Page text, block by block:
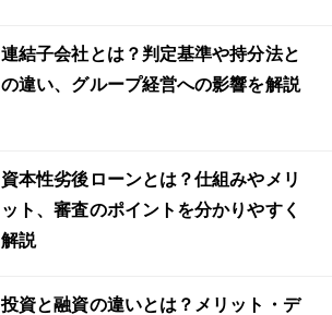
連結子会社とは？判定基準や持分法と
の違い、グループ経営への影響を解説
資本性劣後ローンとは？仕組みやメリ
ット、審査のポイントを分かりやすく
解説
投資と融資の違いとは？メリット・デ